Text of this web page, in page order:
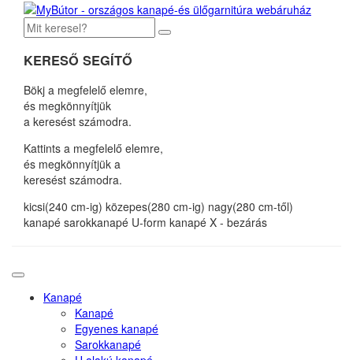
KERESŐ SEGÍTŐ
Bökj a megfelelő elemre,
és megkönnyítjük
a keresést számodra.
Kattints a megfelelő elemre,
és megkönnyítjük a
keresést számodra.
kicsi(240 cm-ig) közepes(280 cm-ig) nagy(280 cm-től)
kanapé sarokkanapé U-form kanapé X - bezárás
Kanapé
Kanapé
Egyenes kanapé
Sarokkanapé